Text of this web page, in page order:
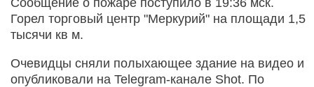
Горел торговый центр "Меркурий" на площади 1,5
тысячи кв м.
Очевидцы сняли полыхающее здание на видео и
опубликовали на Telegram-канале Shot. По